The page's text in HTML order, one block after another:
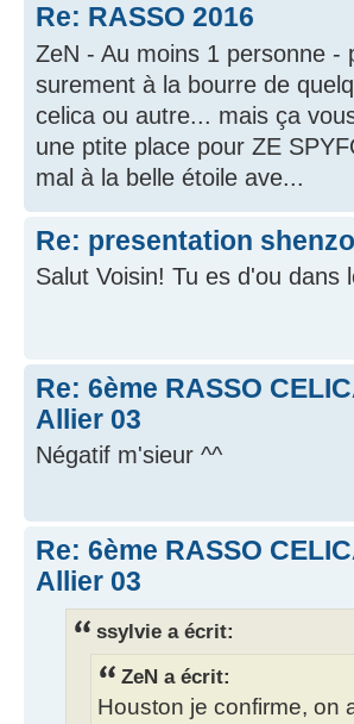
Re: RASSO 2016
ZeN - Au moins 1 personne -
surement à la bourre de
celica ou autre... mais ça
une ptite place pour ZE
mal à la belle étoile ave...
Re: presentation
Salut Voisin! Tu es d'ou dans
Re: 6ème RASSO
Allier 03
Négatif m'sieur ^^
Re: 6ème RASSO
Allier 03
ssylvie a écrit:
ZeN a écrit:
Houston je confirme, on